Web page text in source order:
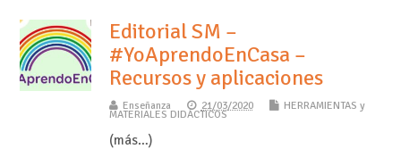
Editorial SM –
#YoAprendoEnCasa –
Recursos y aplicaciones
Enseñanza 21/03/2020 HERRAMIENTAS y
MATERIALES DIDÁCTICOS
(más…)